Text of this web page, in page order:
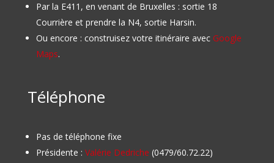
Par la E411, en venant de Bruxelles : sortie 18
Courrière et prendre la N4, sortie Harsin.
Ou encore : construisez votre itinéraire avec Google
Maps.
Téléphone
Pas de téléphone fixe
Présidente : Valérie Dedriche (0479/60.72.22)